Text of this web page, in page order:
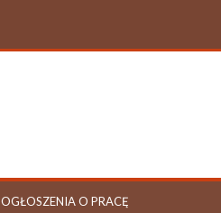
OGŁOSZENIA O PRACĘ